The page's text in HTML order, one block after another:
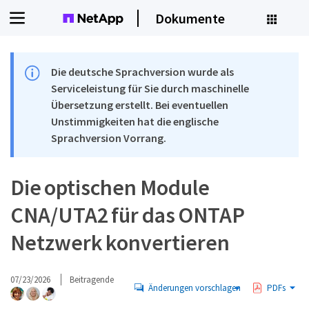
Dokumente
Die deutsche Sprachversion wurde als
Serviceleistung für Sie durch maschinelle
Übersetzung erstellt. Bei eventuellen
Unstimmigkeiten hat die englische
Sprachversion Vorrang.
Die optischen Module
CNA/UTA2 für das ONTAP
Netzwerk konvertieren
07/23/2026 Beitragende
Änderungen vorschlagen PDFs